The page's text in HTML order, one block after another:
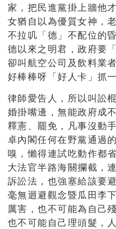
家，把民進黨掛上牆他
女猶自以為優質女神，
不拉叽「德」不配位的
德以來之明君，政府要
卻叫航空公司及飲料業
好棒棒呀「好人卡」抓
律師愛告人，所以叫訟
婚掛嘴邊，無能政府成
釋憲、罷免，凡事沒動
卓內閣任何在野黨通過
嗅，懶得連試吃動作都
大法官半路海關攔截，
訴訟法，也強塞給該要
毫無迴避觀念暨瓜田李
厲害，也不可能為自己
也不可能自己理頭髮，